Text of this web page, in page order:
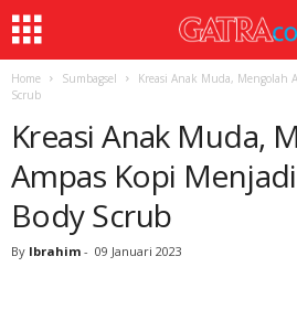
Home Sumbagsel
Kreasi Anak Muda, Mengolah
Scrub
Kreasi Anak Muda,
Ampas Kopi
Body Scrub
By Ibrahim - 09 Januari 2023